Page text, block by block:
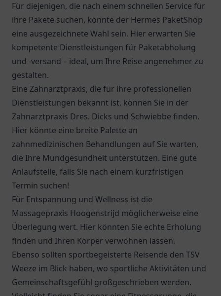
Für diejenigen, die nach einem schnellen Service für
ihre Pakete suchen, könnte der Hermes PaketShop
eine ausgezeichnete Wahl sein. Hier erwarten Sie
kompetente Dienstleistungen für Paketabholung
und -versand – ideal, um Ihre Reise angenehmer zu
gestalten.
Eine Zahnarztpraxis, die für ihre professionellen
Dienstleistungen bekannt ist, können Sie in der
Zahnarztpraxis Dres. Dicks und Schwiebbe finden.
Hier könnte eine breite Palette an
zahnmedizinischen Behandlungen auf Sie warten,
die Ihre Mundgesundheit unterstützen. Eine gute
Anlaufstelle, falls Sie nach einem kurzfristigen
Termin suchen!
Für Entspannung und Wellness ist die
Massagepraxis Hoogenstrijd möglicherweise eine
Überlegung wert. Hier könnten Sie echte Erholung
finden und Ihren Körper verwöhnen lassen.
Ebenso sollten sportbegeisterte Reisende den TSV
Weeze im Blick haben, wo sportliche Aktivitäten und
Gemeinschaftsgefühl großgeschrieben werden.